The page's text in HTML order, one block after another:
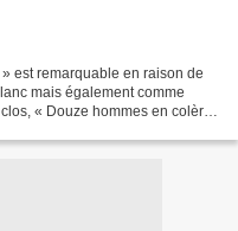
est remarquable en raison de
mais également comme
« Douze hommes en colère